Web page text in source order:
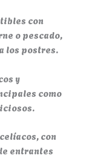
con
o pescado,
los postres.
y
como
con
entrantes